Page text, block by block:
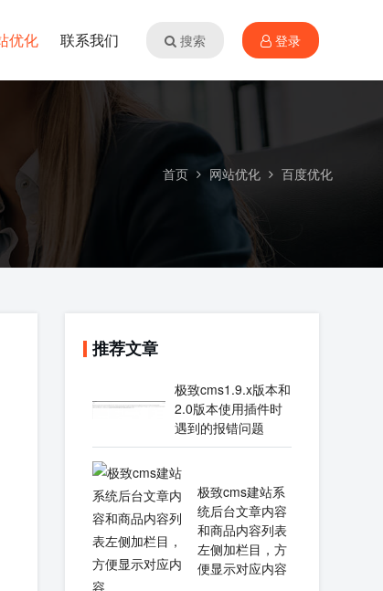
优化 联系我们 搜索 登录
首页 网站优化 百度优化
推荐文章
极致cms1.9.x版本和
2.0版本使用插件时
遇到的报错问题
极致cms建站系
统后台文章内容
和商品内容列表
左侧加栏目，方
便显示对应内容